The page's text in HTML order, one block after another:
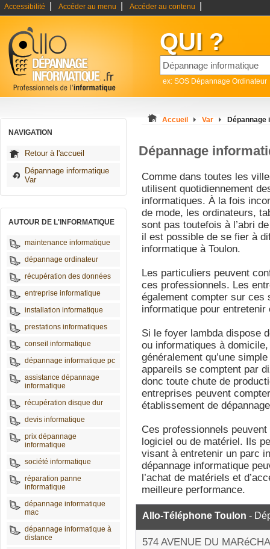
Accessibilité Accéder au menu Accéder au contenu
QUI ?
ex: SOS Dépannage Ordinateur
NAVIGATION
Retour à l'accueil
Dépannage informatique
Var
AUTOUR DE L'INFORMATIQUE
maintenance informatique
dépannage ordinateur
récupération des données
entreprise informatique
installation informatique
prestations informatiques
conseil informatique
dépannage informatique pc
assistance dépannage
informatique
récupération disque dur
devis informatique
prix dépannage
informatique
société informatique
réparation panne
informatique
dépannage informatique
mac
dépannage informatique à
distance
Accueil Var Dépannage
Dépannage
Comme dans toutes les
utilisent quotidiennement
informatiques. À la fois
de mode, les ordinateurs,
sont pas toutefois à l’abri
il est possible de se fier à
informatique à Toulon.
Les particuliers peuvent
ces professionnels. Les
également compter sur ces
informatique pour
Si le foyer lambda dispose
ou informatiques à
généralement qu’une
appareils se comptent par
donc toute chute de
entreprises peuvent
établissement de
Ces professionnels
logiciel ou de matériel. Ils
visant à entretenir un parc
dépannage informatique
l’achat de matériels et
meilleure performance.
Allo-Téléphone Toulon -
574 AVENUE DU